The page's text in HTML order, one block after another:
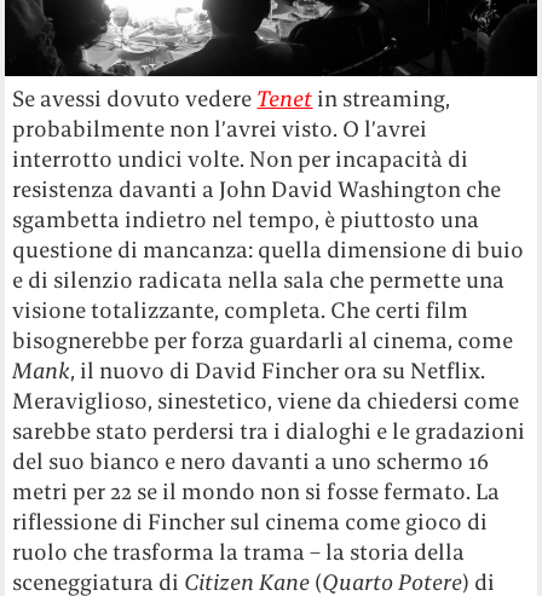
Se avessi dovuto vedere Tenet in streaming,
probabilmente non l’avrei visto. O l’avrei
interrotto undici volte. Non per incapacità di
resistenza davanti a John David Washington che
sgambetta indietro nel tempo, è piuttosto una
questione di mancanza: quella dimensione di buio
e di silenzio radicata nella sala che permette una
visione totalizzante, completa. Che certi film
bisognerebbe per forza guardarli al cinema, come
Mank, il nuovo di David Fincher ora su Netflix.
Meraviglioso, sinestetico, viene da chiedersi come
sarebbe stato perdersi tra i dialoghi e le gradazioni
del suo bianco e nero davanti a uno schermo 16
metri per 22 se il mondo non si fosse fermato. La
riflessione di Fincher sul cinema come gioco di
ruolo che trasforma la trama – la storia della
sceneggiatura di Citizen Kane (Quarto Potere) di